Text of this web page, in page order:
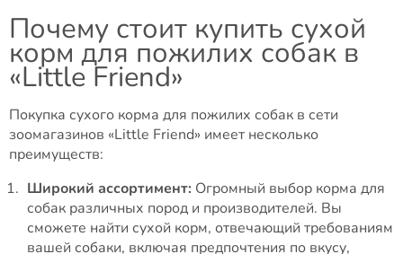
Почему стоит купить сухой
корм для пожилих собак в
«Little Friend»
Покупка сухого корма для пожилих собак в сети
зоомагазинов «Little Friend» имеет несколько
преимуществ:
Широкий ассортимент: Огромный выбор корма для
собак различных пород и производителей. Вы
сможете найти сухой корм, отвечающий требованиям
вашей собаки, включая предпочтения по вкусу,